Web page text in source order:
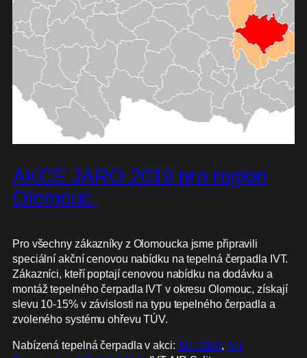
AKCE JARO 2019 pro region
Olomouc.
Pro všechny zákazníky z Olomoucka jsme připravili
speciální akční cenovou nabídku na tepelná čerpadla IVT.
Zákazníci, kteří poptají cenovou nabídku na dodávku a
montáž tepelného čerpadla IVT v okresu Olomouc, získají
slevu 10-15% v závislosti na typu tepelného čerpadla a
zvoleného systému ohřevu TÚV.
Nabízená tepelná čerpadla v akci: IVT GEO, IVT